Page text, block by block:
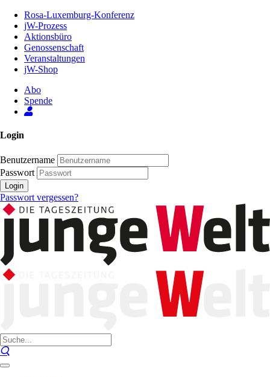
Inhalt
Seite
Rosa-Luxemburg-Konferenz
jW-Prozess
Aktionsbüro
Genossenschaft
Veranstaltungen
jW-Shop
Abo
Spende
Login
Benutzername
Passwort
Login
Passwort vergessen?